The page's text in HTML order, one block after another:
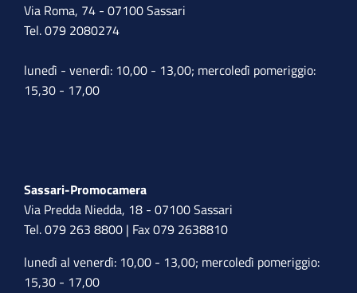
Via Roma, 74 - 07100 Sassari
Tel. 079 2080274
lunedì - venerdì: 10,00 - 13,00; mercoledì pomeriggio:
15,30 - 17,00
Sassari-Promocamera
Via Predda Niedda, 18 - 07100 Sassari
Tel. 079 263 8800 | Fax 079 2638810
lunedì al venerdì: 10,00 - 13,00; mercoledì pomeriggio:
15,30 - 17,00